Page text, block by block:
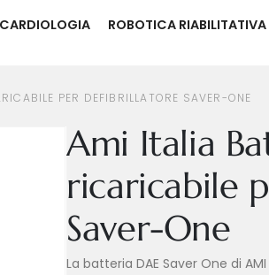
CARDIOLOGIA ROBOTICA RIABILITATIVA
PER DEFIBRILLATORE SAVER-ONE
Ami Italia
ricaricabile
Saver-One
La batteria DAE Saver One di